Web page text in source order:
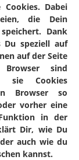
Dabei
die Dein
Dank
Du speziell auf
auf der Seite
sind
sie Cookies
Browser so
vorher eine
in der
Dir, wie Du
auch wie du
kannst.